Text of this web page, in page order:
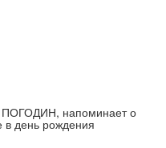
напоминает о
в день рождения